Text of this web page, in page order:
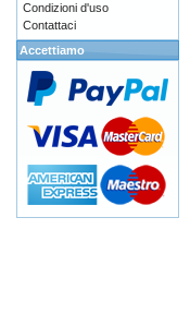
Condizioni d'uso
Contattaci
Accettiamo